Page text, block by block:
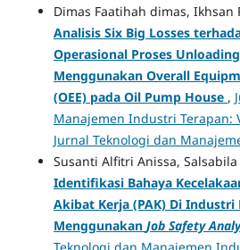
Dimas Faatihah dimas, Ikhsan
Analisis Six Big Losses
Operasional Proses
Menggunakan Overall
(OEE) pada Oil Pump House ,
Manajemen Industri Terapan:
Jurnal Teknologi dan
Susanti Alfitri Anissa,
Identifikasi Bahaya
Akibat Kerja (PAK) Di Industri
Menggunakan Job Safety